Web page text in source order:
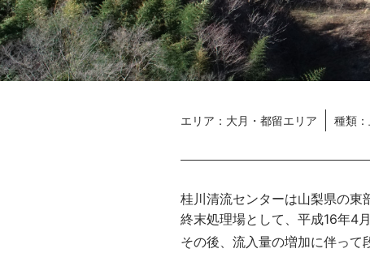
エリア 大月・都留エリア 種類
桂川清流センターは山梨県の東
終末処理場として、平成16年4
その後、流入量の増加に伴っ